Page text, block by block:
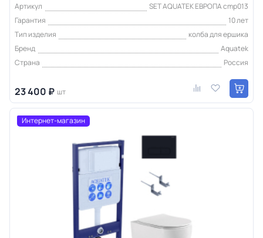
Артикул
SET AQUATEK ЕВРОПА cmp013
Гарантия
10 лет
Тип изделия
колба для ершика
Бренд
Aquatek
Страна
Россия
23 400 ₽ шт
Интернет-магазин